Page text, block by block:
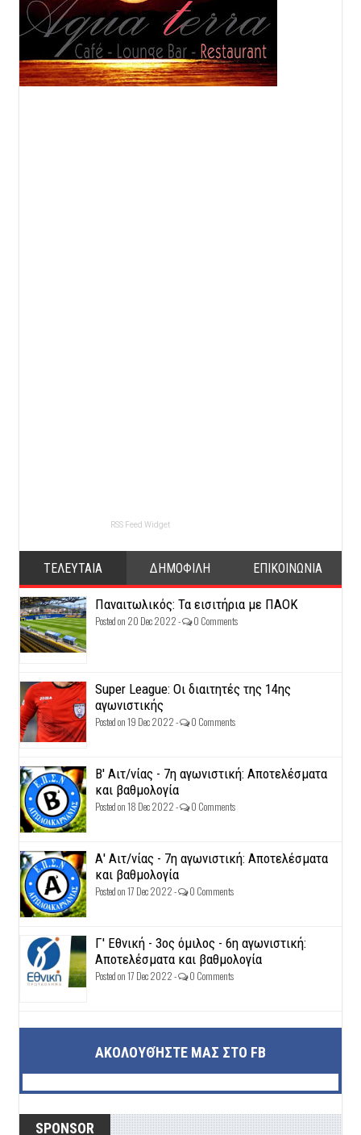
RSS Feed Widget
ΤΕΛΕΥΤΑΙΑ ΔΗΜΟΦΙΛΗ ΕΠΙΚΟΙΝΩΝΙΑ
Παναιτωλικός: Τα εισιτήρια με ΠΑΟΚ
Posted on 20 Dec 2022 - 0 Comments
Super League: Οι διαιτητές της 14ης
αγωνιστικής
Posted on 19 Dec 2022 - 0 Comments
Β' Αιτ/νίας - 7η αγωνιστική: Αποτελέσματα
και βαθμολογία
Posted on 18 Dec 2022 - 0 Comments
Α' Αιτ/νίας - 7η αγωνιστική: Αποτελέσματα
και βαθμολογία
Posted on 17 Dec 2022 - 0 Comments
Γ' Εθνική - 3ος όμιλος - 6η αγωνιστική:
Αποτελέσματα και βαθμολογία
Posted on 17 Dec 2022 - 0 Comments
ΑΚΟΛΟΥΘΉΣΤΕ ΜΑΣ ΣΤΟ FB
SPONSOR